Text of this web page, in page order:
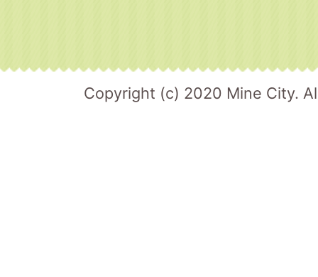
Copyright (c) 2020 Mine City.